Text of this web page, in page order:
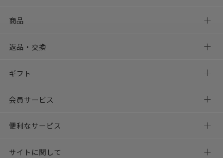
商品
返品・交換
ギフト
会員サービス
便利なサービス
サイトに関して